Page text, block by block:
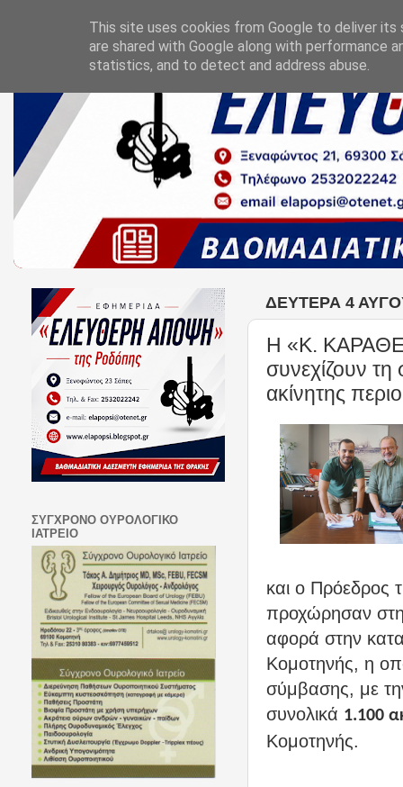
ΔΕΥΤΈΡΑ 4
Η «Κ.
συνεχίζουν
ακίνητης
και ο
προχώρησαν
αφορά στην
Κομοτηνής, η
σύμβασης, με
συνολικά 1.100
Κομοτηνής.
ΣΥΓΧΡΟΝΟ ΟΥΡΟΛΟΓΙΚΟ
ΙΑΤΡΕΙΟ
This site uses cookies from Google to deliver its
are shared with Google along with performance
statistics, and to detect and address abuse.